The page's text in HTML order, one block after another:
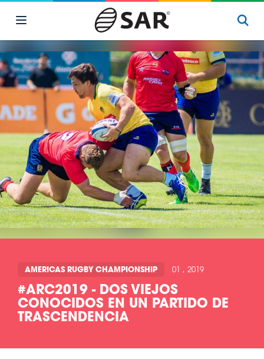
AMERICAS RUGBY CHAMPIONSHIP 01 , 2019
#ARC2019 - DOS VIEJOS
CONOCIDOS EN UN PARTIDO DE
TRASCENDENCIA